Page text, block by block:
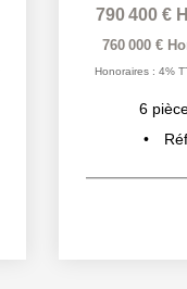
790 400 €
760 000 €
Honoraires : 4%
6